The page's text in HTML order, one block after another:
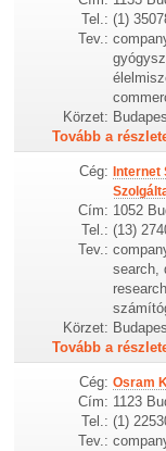
Tel.: (1)
Tev.:
Körzet:
Tovább a
Cég:
Cím: 1052
Tel.: (13)
Tev.:
search,
Körzet:
Tovább a
Cég: Osram
Cím: 1123
Tel.: (1)
Tev.: